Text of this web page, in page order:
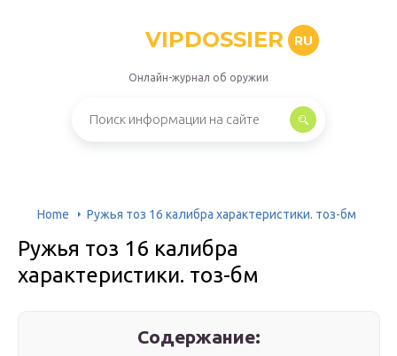
VIPDOSSIER RU
Онлайн-журнал об оружии
Home Ружья тоз 16 калибра характеристики. тоз-бм
Ружья тоз 16 калибра
характеристики. тоз-бм
Содержание: